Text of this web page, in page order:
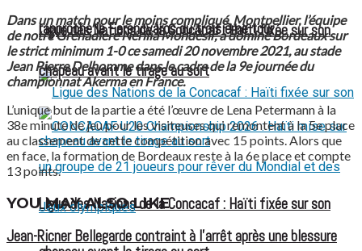
rapproche le Ferencváros du troisième tour
Ligue des Nations de la Concacaf : Haïti fixée sur son
Ligue des Nations de la Concacaf : Haïti fixée sur son
chapeau avant le tirage au sort
Dans un match pour le moins compliqué, Montpellier, l’équipe
de notre Grenadière Nérilia Mondésir, a dominé Bordeaux sur
le strict minimum 1-0 ce samedi 20 novembre 2021, au stade
Jean Pierre Delhomme dans le cadre de la 9e journée du
championnat Akerma en France.
L’unique but de la partie a été l’œuvre de Lena Petermann à la
38e minute de jeu pour les visiteuses qui remontent à la 5e place
au classement de cette compétition avec 15 points.Alors que
en face, la formation de Bordeaux reste à la 6e place et compte
13 points.
YOU MAY ALSO LIKE
Jean-Ricner Bellegarde contraint à l’arrêt après une blessure